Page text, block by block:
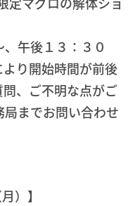
午後１３：３０
り開始時間が前後
、ご不明な点がご
までお問い合わせ
）】